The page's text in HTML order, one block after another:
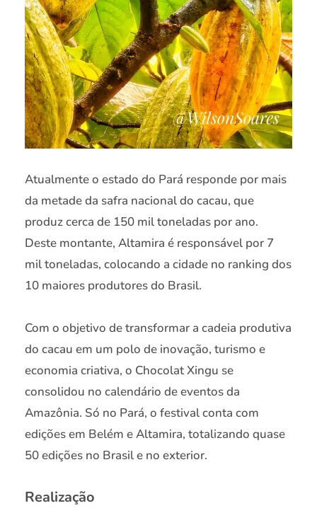
Atualmente o estado do Pará responde por mais
da metade da safra nacional do cacau, que
produz cerca de 150 mil toneladas por ano.
Deste montante, Altamira é responsável por 7
mil toneladas, colocando a cidade no ranking dos
10 maiores produtores do Brasil.
Com o objetivo de transformar a cadeia produtiva
do cacau em um polo de inovação, turismo e
economia criativa, o Chocolat Xingu se
consolidou no calendário de eventos da
Amazônia. Só no Pará, o festival conta com
edições em Belém e Altamira, totalizando quase
50 edições no Brasil e no exterior.
Realização